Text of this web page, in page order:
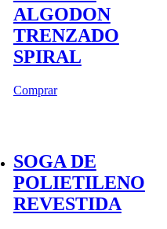
ALGODON
TRENZADO
SPIRAL
Comprar
SOGA DE
POLIETILENO
REVESTIDA